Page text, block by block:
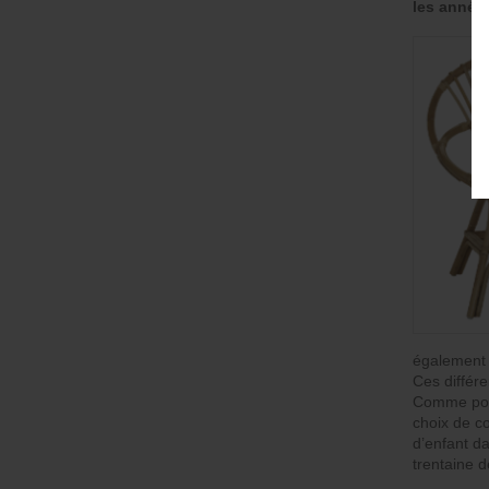
les
Ces
Comme
choix de
d’enfant
trentaine